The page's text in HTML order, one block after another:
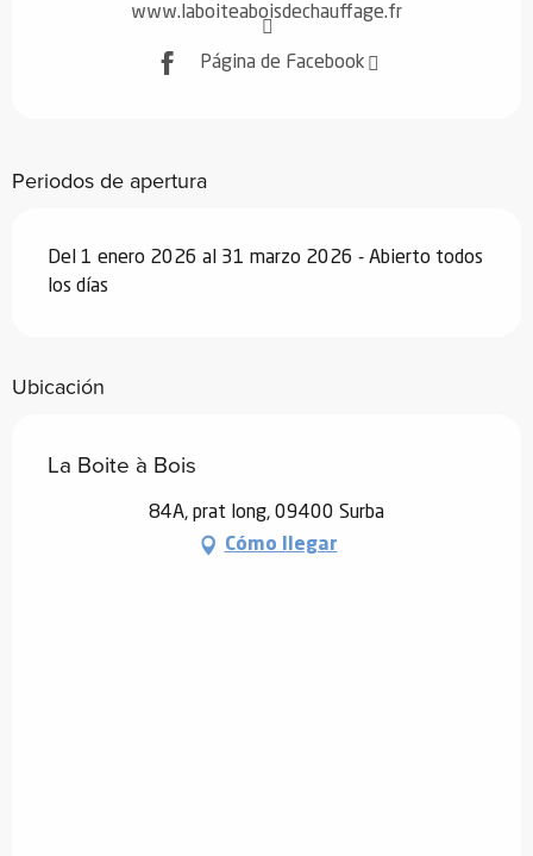
www.laboiteaboisdechauffage.fr
Página de Facebook
Periodos de apertura
Del 1 enero 2026 al 31 marzo 2026 - Abierto todos
los días
Ubicación
La Boite à Bois
84A, prat long, 09400 Surba
Cómo llegar